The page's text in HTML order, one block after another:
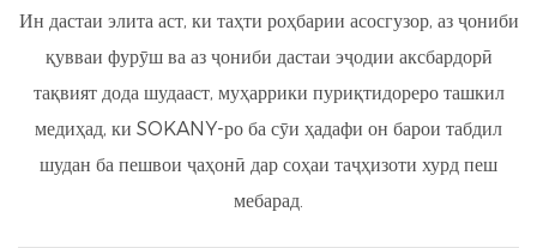
Ин дастаи элита аст, ки таҳти роҳбарии асосгузор, аз ҷониби
қувваи фурӯш ва аз ҷониби дастаи эҷодии аксбардорӣ
тақвият дода шудааст, муҳаррики пуриқтидореро ташкил
медиҳад, ки SOKANY-ро ба сӯи ҳадафи он барои табдил
шудан ба пешвои ҷаҳонӣ дар соҳаи таҷҳизоти хурд пеш
мебарад.